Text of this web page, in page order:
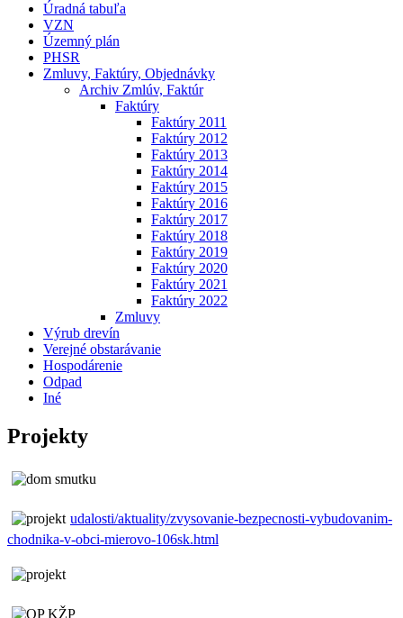
Úradná tabuľa
VZN
Územný plán
PHSR
Zmluvy, Faktúry, Objednávky
Archiv Zmlúv, Faktúr
Faktúry
Faktúry 2011
Faktúry 2012
Faktúry 2013
Faktúry 2014
Faktúry 2015
Faktúry 2016
Faktúry 2017
Faktúry 2018
Faktúry 2019
Faktúry 2020
Faktúry 2021
Faktúry 2022
Zmluvy
Výrub drevín
Verejné obstarávanie
Hospodárenie
Odpad
Iné
Projekty
udalosti/aktuality/zvysovanie-bezpecnosti-vybudovanim-
chodnika-v-obci-mierovo-106sk.html